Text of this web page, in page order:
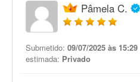
Pâmela C.
Submetido: 09/07/2025 às 15:29
estimada: Privado